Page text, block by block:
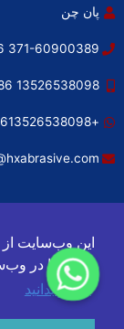
این وب‌سایت از
تجربه را در
بیشتر بدانید
پان چن
371-60900389‎
13526538098‎
+8613526538098
سیاست حفظ